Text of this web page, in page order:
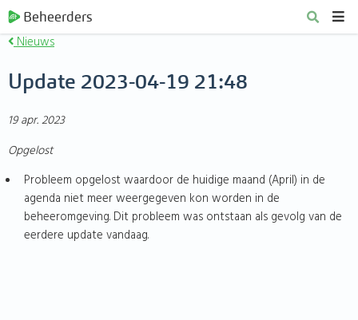
Beheerders
Nieuws
Update 2023-04-19 21:48
19 apr. 2023
Opgelost
Probleem opgelost waardoor de huidige maand (April) in de
agenda niet meer weergegeven kon worden in de
beheeromgeving. Dit probleem was ontstaan als gevolg van de
eerdere update vandaag.